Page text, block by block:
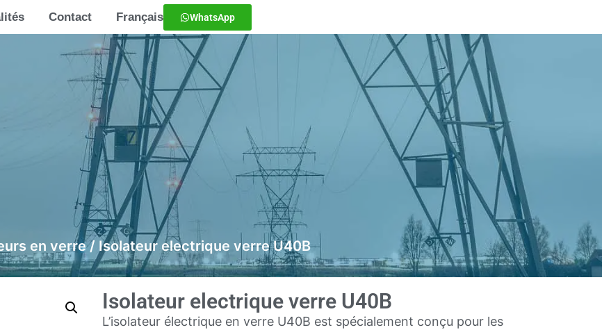
Contact Français WhatsApp
en verre/ Isolateur electrique verre U40B
Isolateur electrique verre U40B
L’isolateur électrique en verre U40B est spécialement conçu pour les